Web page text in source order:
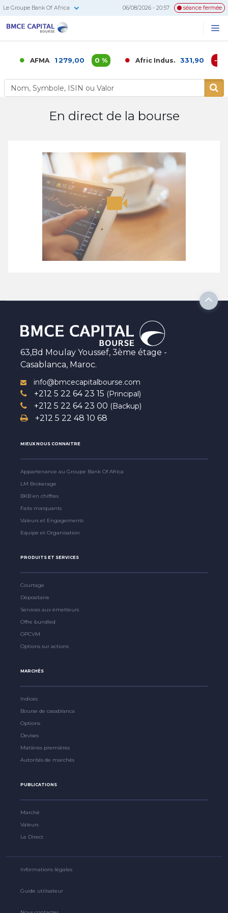
Le Groupe Bank Of Africa 06/08/2026 - 20:57 séance fermée
AFMA 1 279,00 0 % Afric Indus. 331,90 -
En direct de la bourse
63,Bd Moulay Youssef, 3ème étage -
Casablanca, Maroc.
info@bmcecapitalbourse.com
+212 5 22 64 23 15 (Principal)
+212 5 22 64 23 00 (Backup)
+212 5 22 48 10 68
MIEUX NOUS CONNAITRE
Appartenance au Groupe Bank Of Africa
LM Brokerage
BKB en chiffres
Faits marquants
Valeurs et Engagements
Equipe et Organisation
PRODUITS ET SERVICES
Courtage
Dépositaire
Services aux émetteurs
Offre bundled
OPCVM
Options sur actions
MARCHÉS
Indices
Bourse de casablanca
Options
Devises
Matières premières
Autorités de marchés
PUBLICATIONS
Marché
Valeurs
Le Direct
Informations légales
Guide utilisateur